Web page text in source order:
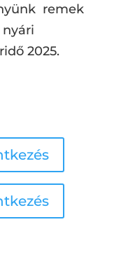
remek
2025.